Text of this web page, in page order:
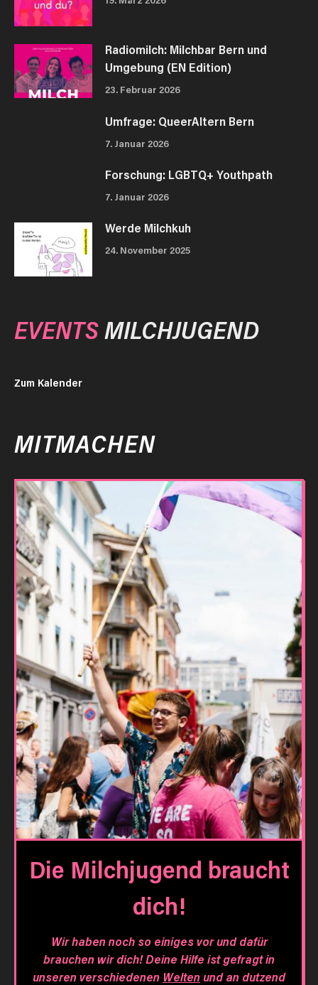
Radiomilch: Milchbar Bern und
Umgebung (EN Edition)
23. Februar 2026
Umfrage: QueerAltern Bern
7. Januar 2026
Forschung: LGBTQ+ Youthpath
7. Januar 2026
Werde Milchkuh
24. November 2025
EVENTSMILCHJUGEND
Zum Kalender
MITMACHEN
Die Milchjugend braucht
dich!
Wir haben noch so einiges vor und dafür
brauchen wir dich! Deine Hilfe ist gefragt in
unseren verschiedenen Weltenund an dutzend